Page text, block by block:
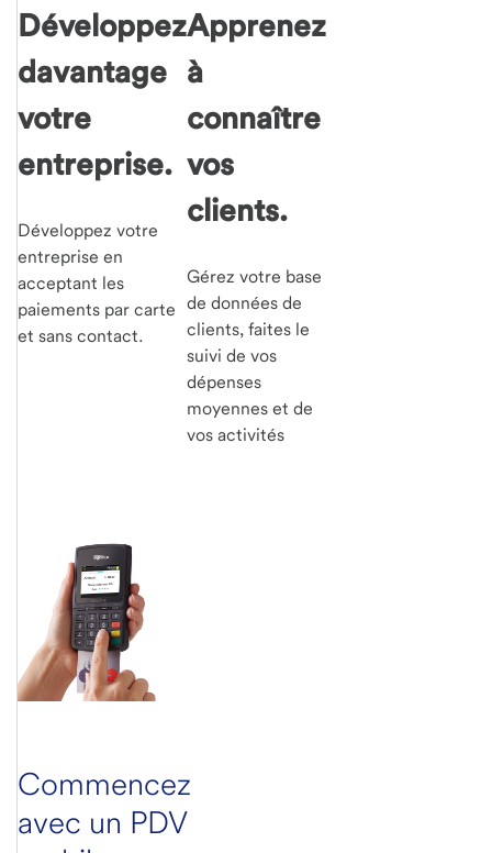
Développez
davantage
votre
entreprise.
Développez votre
entreprise en
acceptant les
paiements par carte
et sans contact.
Apprenez
à
connaître
vos
clients.
Gérez votre base
de données de
clients, faites le
suivi de vos
dépenses
moyennes et de
vos activités
Commencez
avec un PDV